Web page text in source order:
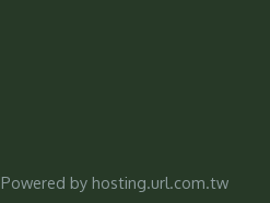
Powered by hosting.url.com.tw